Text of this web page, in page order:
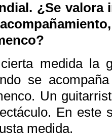
¿Se valora
medida la
se
Un
En este
medida.